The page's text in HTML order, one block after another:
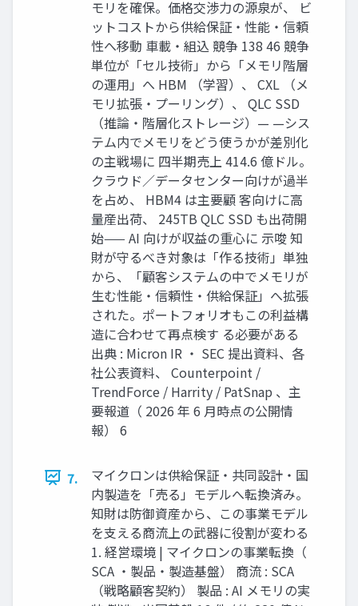
モリを確保。価格交渉力の源泉が、 ビ
ットコストから供給保証・性能・信頼
性へ移動 車載・組込 競争 138 46 競争
単位が「セル技術」から「メモリ階層
の運用」へ HBM （学習）、 CXL （メ
モリ拡張・プーリング）、 QLC SSD
（推論・階層化ストレージ）— —シス
テム内でメモリをどう使うかが差別化
の主戦場に 四半期売上 414.6 億ドル。
クラウド／データセンター向けが過半
を占め、 HBM4 は主要顧 客向けに高
量産出荷、 245TB QLC SSD も出荷開
始—— AI 向けが収益の重心に 示唆 知
財が守るべき対象は「作る技術」単独
から、「顧客システムの中でメモリが
生む性能・信頼性・供給保証」へ拡張
された。ポートフォリオもこの利益構
造に合わせて再点検す る必要がある
出典 : Micron IR ・ SEC 提出資料、各
社公表資料、 Counterpoint /
TrendForce / Harrity / PatSnap 、主
要報道（ 2026 年 6 月時点の公開情
報） 6
7.
マイクロンは供給保証・共同設計・国
内製造を「売る」モデルへ転換済み。
知財は防御資産から、この事業モデル
を支える商流上の武器に役割が変わる
1. 経営環境 | マイクロンの事業転換（
SCA ・製品・製造基盤） 商流 : SCA
（戦略顧客契約） 製品 : AI メモリの実